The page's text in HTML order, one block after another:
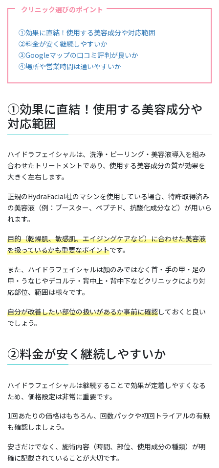
クリニック選びのポイント
①効果に直結！使用する美容成分や対応範囲
②料金が安く継続しやすいか
③Googleマップの口コミ評判が良いか
④場所や営業時間は通いやすいか
①効果に直結！使用する美容成分や
対応範囲
ハイドラフェイシャルは、洗浄・ピーリング・美容液導入を組み
合わせたトリートメントであり、使用する美容成分の質が効果を
大きく左右します。
正規のHydraFacial社のマシンを使用している場合、特許取得済み
の美容液（例：ブースター、ペプチド、抗酸化成分など）が用いら
れます。
目的（乾燥肌、敏感肌、エイジングケアなど）に合わせた美容液
を扱っているかも重要なポイントです。
また、ハイドラフェイシャルは顔のみではなく首・手の甲・足の
甲・うなじやデコルテ・背中上・背中下などクリニックにより対
応部位、範囲は様々です。
自分が改善したい部位の扱いがあるか事前に確認しておくと良い
でしょう。
②料金が安く継続しやすいか
ハイドラフェイシャルは継続することで効果が定着しやすくなる
ため、価格設定は非常に重要です。
1回あたりの価格はもちろん、回数パックや初回トライアルの有無
も確認しましょう。
安さだけでなく、施術内容（時間、部位、使用成分の種類）が明
確に記載されていることが大切です。